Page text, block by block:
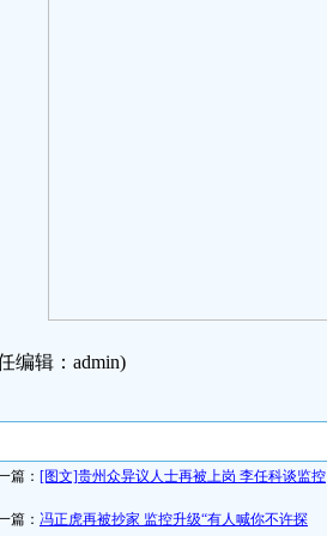
编辑：admin)
篇： [图文]贵州众异议人士再被上岗 李任科谈监控
篇： 冯正虎再被抄家 监控升级“有人喊你不许探